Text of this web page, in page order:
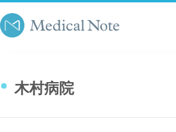
木村病院